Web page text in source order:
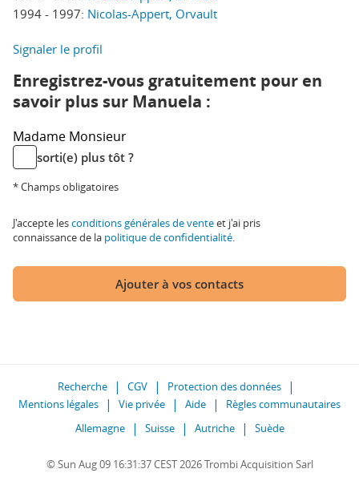
1994 - 1997: Nicolas-Appert, Orvault
Signaler le profil
Enregistrez-vous gratuitement pour en
savoir plus sur Manuela :
Madame Monsieur
sorti(e) plus tôt ?
* Champs obligatoires
J'accepte lesconditions générales de venteet j'ai pris
connaissance de la politique de confidentialité.
Ajouter à vos contacts
Recherche CGV
Protection des données
Mentions légales
Vie privée Aide
Règles communautaires
Allemagne
Suisse Autriche Suède
© Sun Aug 09 16:31:37 CEST 2026 Trombi Acquisition Sarl